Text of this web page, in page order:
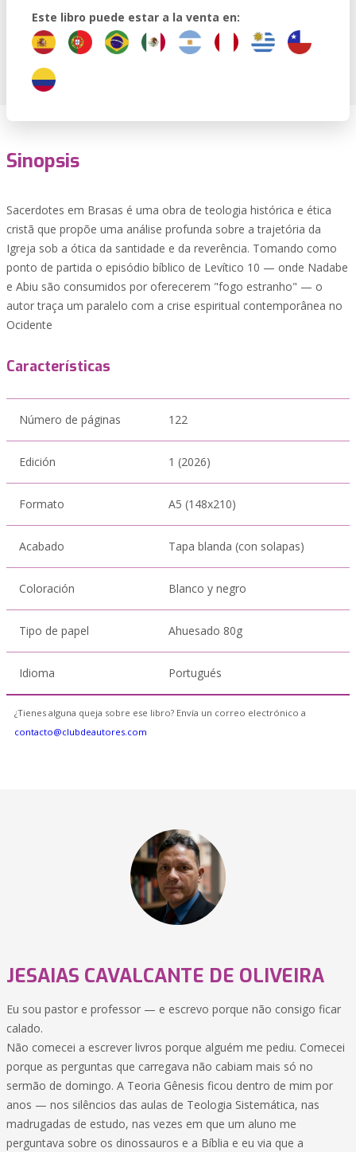
Este libro puede estar a la venta en:
Sinopsis
Sacerdotes em Brasas é uma obra de teologia histórica e ética
cristã que propõe uma análise profunda sobre a trajetória da
Igreja sob a ótica da santidade e da reverência. Tomando como
ponto de partida o episódio bíblico de Levítico 10 — onde Nadabe
e Abiu são consumidos por oferecerem "fogo estranho" — o
autor traça um paralelo com a crise espiritual contemporânea no
Ocidente
Características
Número de páginas 122
Edición 1 (2026)
Formato A5 (148x210)
Acabado Tapa blanda (con solapas)
Coloración Blanco y negro
Tipo de papel Ahuesado 80g
Idioma Portugués
¿Tienes alguna queja sobre ese libro? Envía un correo electrónico a
contacto@clubdeautores.com
JESAIAS CAVALCANTE DE OLIVEIRA
Eu sou pastor e professor — e escrevo porque não consigo ficar
calado.
Não comecei a escrever livros porque alguém me pediu. Comecei
porque as perguntas que carregava não cabiam mais só no
sermão de domingo. A Teoria Gênesis ficou dentro de mim por
anos — nos silêncios das aulas de Teologia Sistemática, nas
madrugadas de estudo, nas vezes em que um aluno me
perguntava sobre os dinossauros e a Bíblia e eu via que a